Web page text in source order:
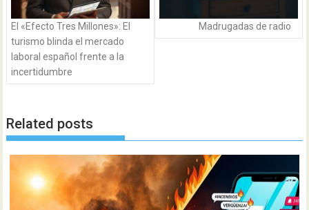
El «Efecto Tres Millones»: El
turismo blinda el mercado
laboral español frente a la
incertidumbre
Madrugadas de radio
Related posts